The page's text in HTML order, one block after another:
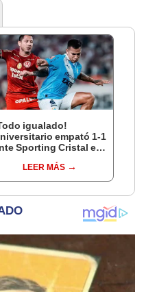
igualado!
empató 1-1
Sporting Cristal en
el Torneo Clausura
la Liga 1 2026
LEER MÁS